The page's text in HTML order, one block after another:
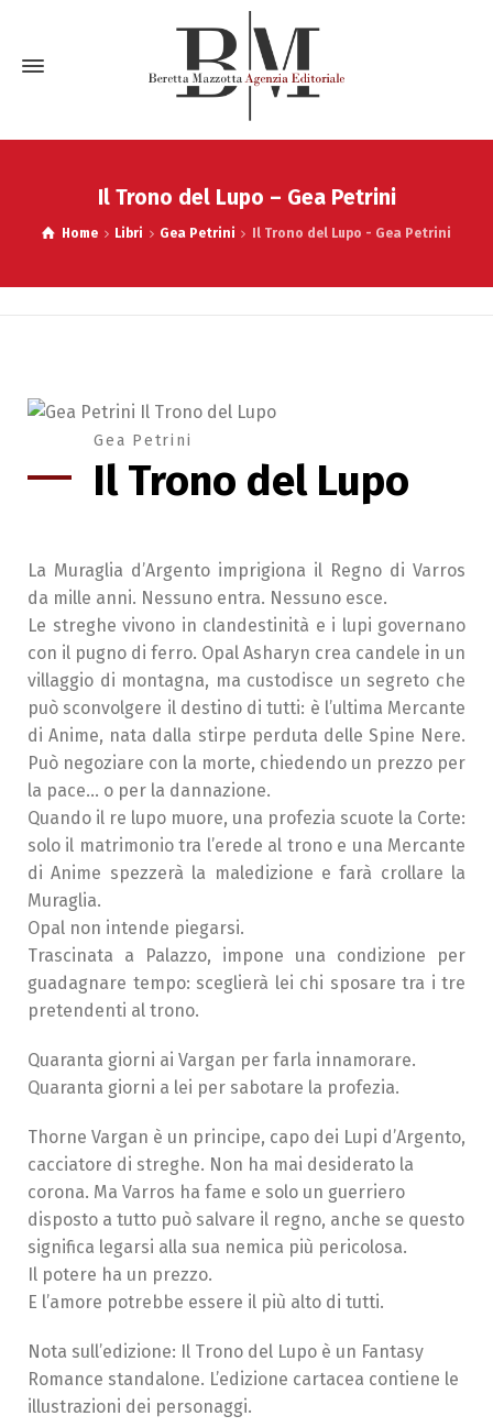
Il Trono del Lupo – Gea Petrini
Home Libri Gea Petrini Il Trono del Lupo - Gea Petrini
Gea Petrini
Il Trono del Lupo
La Muraglia d’Argento imprigiona il Regno di Varros
da mille anni. Nessuno entra. Nessuno esce.
Le streghe vivono in clandestinità e i lupi governano
con il pugno di ferro. Opal Asharyn crea candele in un
villaggio di montagna, ma custodisce un segreto che
può sconvolgere il destino di tutti: è l’ultima Mercante
di Anime, nata dalla stirpe perduta delle Spine Nere.
Può negoziare con la morte, chiedendo un prezzo per
la pace… o per la dannazione.
Quando il re lupo muore, una profezia scuote la Corte:
solo il matrimonio tra l’erede al trono e una Mercante
di Anime spezzerà la maledizione e farà crollare la
Muraglia.
Opal non intende piegarsi.
Trascinata a Palazzo, impone una condizione per
guadagnare tempo: sceglierà lei chi sposare tra i tre
pretendenti al trono.
Quaranta giorni ai Vargan per farla innamorare.
Quaranta giorni a lei per sabotare la profezia.
Thorne Vargan è un principe, capo dei Lupi d’Argento,
cacciatore di streghe. Non ha mai desiderato la
corona. Ma Varros ha fame e solo un guerriero
disposto a tutto può salvare il regno, anche se questo
significa legarsi alla sua nemica più pericolosa.
Il potere ha un prezzo.
E l’amore potrebbe essere il più alto di tutti.
Nota sull’edizione: Il Trono del Lupo è un Fantasy
Romance standalone. L’edizione cartacea contiene le
illustrazioni dei personaggi.